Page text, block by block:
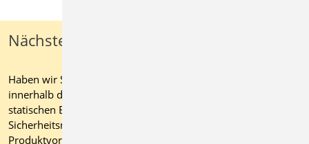
Nächste Schritte
Haben wir Sie überzeugt von den vielseitigen Möglichkeiten
innerhalb der mb WorkSuite? Dann bringen Sie jetzt Ihre
statischen Berechnungen auf ein neues Effizienz- und
Sicherheitsniveau. Kontaktieren Sie für eine individuelle
Produktvorstellung oder ein maßgeschneidertes Angebot